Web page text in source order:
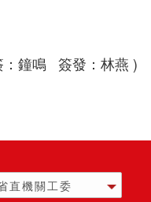
鐘鳴 簽發：林燕 )
直機關工委